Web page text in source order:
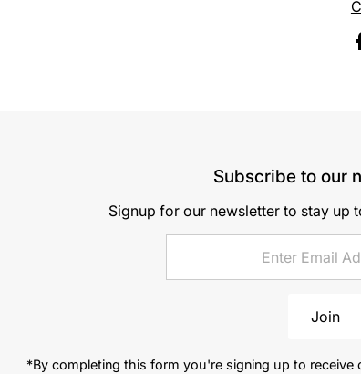
Subscribe to our
Signup for our newsletter to stay up
Join
*By completing this form you're signing up to receive